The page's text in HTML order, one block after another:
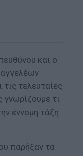
και ο
τελευταίες
γνωρίζουμε τι
έννομη τάξη
παρήξαν τα